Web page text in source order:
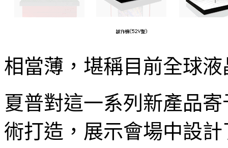
相當薄，堪稱目前全球
夏普對這一系列新產品
術打造，展示會場中設